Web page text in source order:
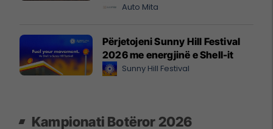
Auto Mita
Përjetojeni Sunny Hill Festival
2026 me energjinë e Shell-it
Sunny Hill Festival
Kampionati Botëror 2026